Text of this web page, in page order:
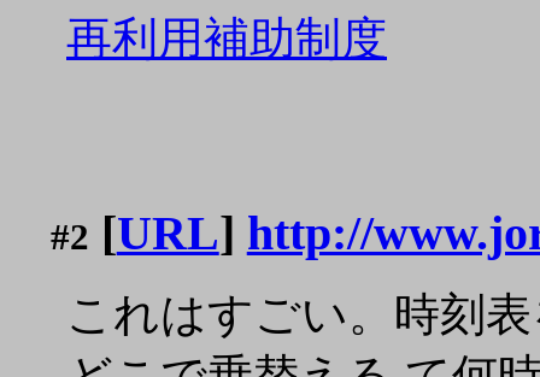
再利用補助制度
#2 [URL] http://
これはすごい。時刻